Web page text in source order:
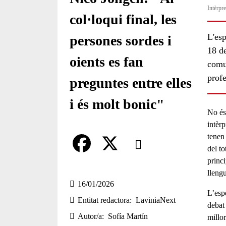
col·loqui final, les
persones sordes i
oients es fan
preguntes entre elles
i és molt bonic"
Comparteix
a
c
e
Compartir en altres xarxes
16/01/2026
Entitat redactora
LaviniaNext
Autor/a
Sofía Martín
18
No
del
millor